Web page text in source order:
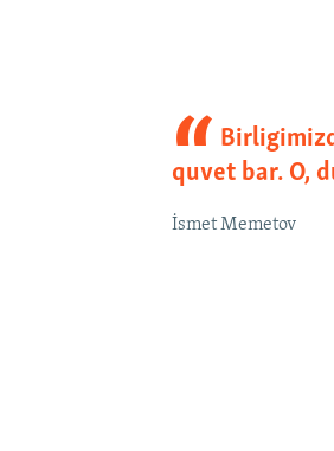
quvet bar. O,
İsmet Memetov